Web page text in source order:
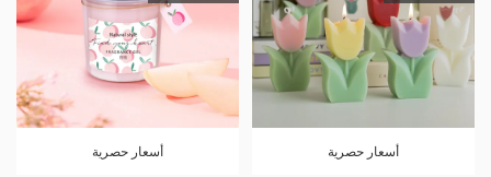
أسعار حصرية أسعار حصرية